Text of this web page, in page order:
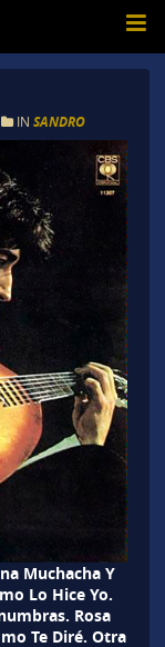
IN SANDRO
Muchacha Y
Lo Hice Yo.
Rosa
Te Diré. Otra